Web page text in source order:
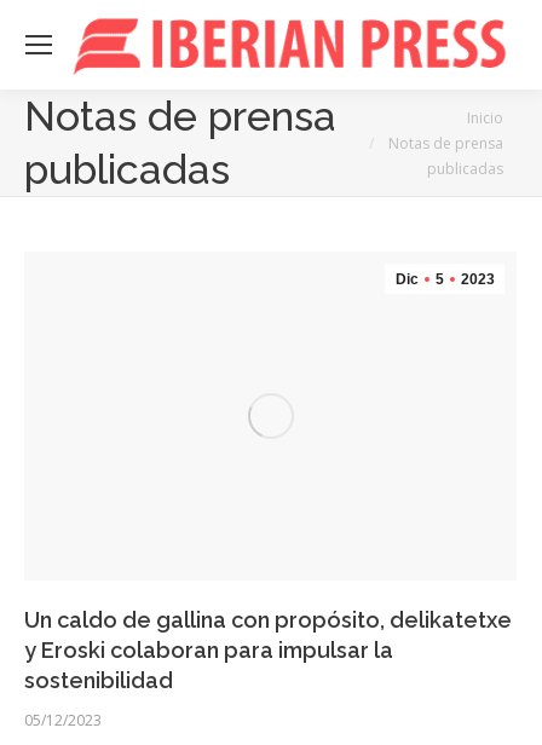
Notas de prensa
publicadas
Inicio
Notas de prensa
publicadas
Dic 5 2023
Un caldo de gallina con propósito, delikatetxe
y Eroski colaboran para impulsar la
sostenibilidad
05/12/2023